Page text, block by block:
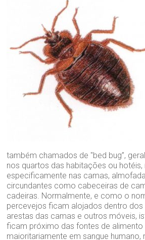
também chamados de "bed bug”,
nos quartos das habitações ou hotéis,
especificamente nas camas,
circundantes como cabeceiras de
cadeiras. Normalmente, e como o
percevejos ficam alojados dentro
arestas das camas e outros móveis,
ficam próximo das fontes de alimento
maioritariamente em sangue humano,